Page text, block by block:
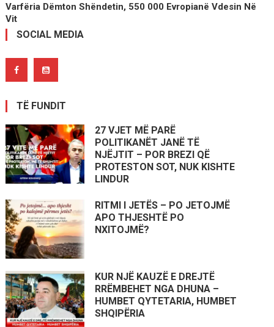
Varfëria Dëmton Shëndetin, 550 000 Evropianë Vdesin Në
Vit
SOCIAL MEDIA
TË FUNDIT
27 VJET MË PARË
POLITIKANËT JANË TË
NJËJTIT – POR BREZI QË
PROTESTON SOT, NUK KISHTE
LINDUR
RITMI I JETËS – PO JETOJMË
APO THJESHTË PO
NXITOJMË?
KUR NJË KAUZË E DREJTË
RRËMBEHET NGA DHUNA –
HUMBET QYTETARIA, HUMBET
SHQIPËRIA